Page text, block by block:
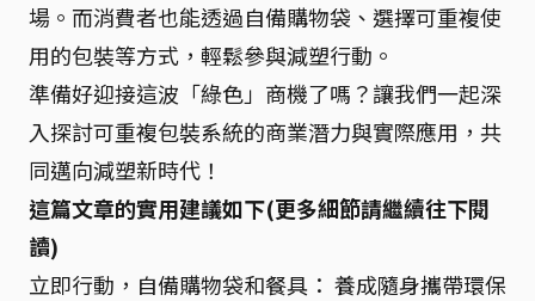
場。而消費者也能透過自備購物袋、選擇可重複使
用的包裝等方式，輕鬆參與減塑行動。
準備好迎接這波「綠色」商機了嗎？讓我們一起深
入探討可重複包裝系統的商業潛力與實際應用，共
同邁向減塑新時代！
這篇文章的實用建議如下(更多細節請繼續往下閱
讀)
立即行動，自備購物袋和餐具： 養成隨身攜帶環保